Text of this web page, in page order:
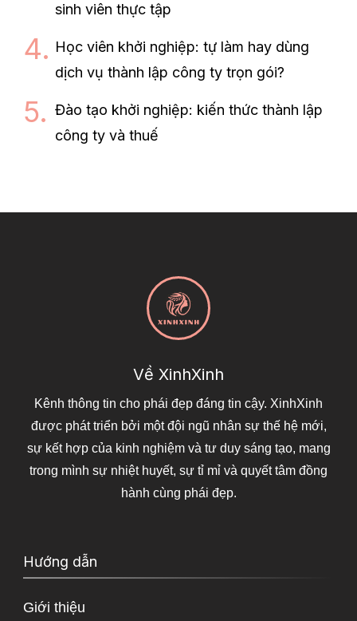
sinh viên thực tập
Học viên khởi nghiệp: tự làm hay dùng
dịch vụ thành lập công ty trọn gói?
Đào tạo khởi nghiệp: kiến thức thành lập
công ty và thuế
Về XinhXinh
Kênh thông tin cho phái đẹp đáng tin cậy. XinhXinh
được phát triển bởi một đội ngũ nhân sự thế hệ mới,
sự kết hợp của kinh nghiệm và tư duy sáng tạo, mang
trong mình sự nhiệt huyết, sự tỉ mỉ và quyết tâm đồng
hành cùng phái đẹp.
Hướng dẫn
Giới thiệu